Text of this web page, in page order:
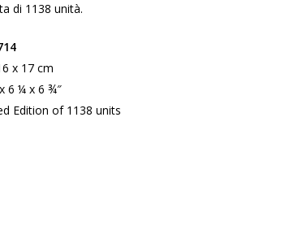
di 1138 unità.
x 17 cm
6 ¼ x 6 ¾″
Edition of 1138 units